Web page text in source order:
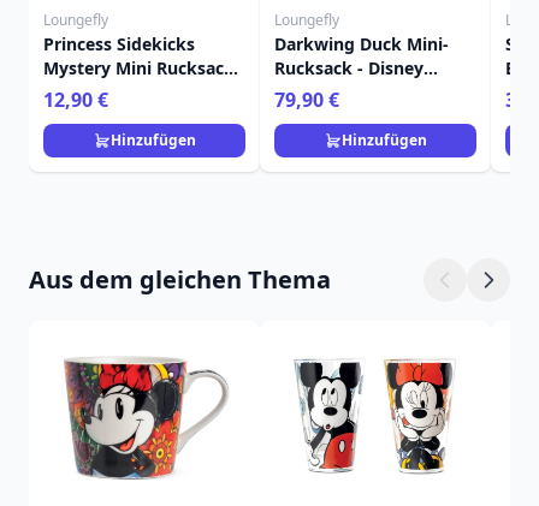
Loungefly
Princess Sidekicks
Mystery Mini Rucksack
Schlüsselanhänger
Charm - Disney
Loungefly
12,90 €
Hinzufügen
Loungefly
Darkwing Duck Mini-
Rucksack - Disney
Loungefly
79,90 €
Hinzufügen
Aus dem gleichen Thema